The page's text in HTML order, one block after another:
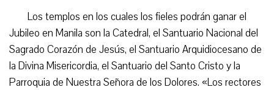
Los templos en los cuales los fieles podrán ganar el
Jubileo en Manila son la Catedral, el Santuario Nacional del
Sagrado Corazón de Jesús, el Santuario Arquidiocesano de
la Divina Misericordia, el Santuario del Santo Cristo y la
Parroquia de Nuestra Señora de los Dolores. «Los rectores